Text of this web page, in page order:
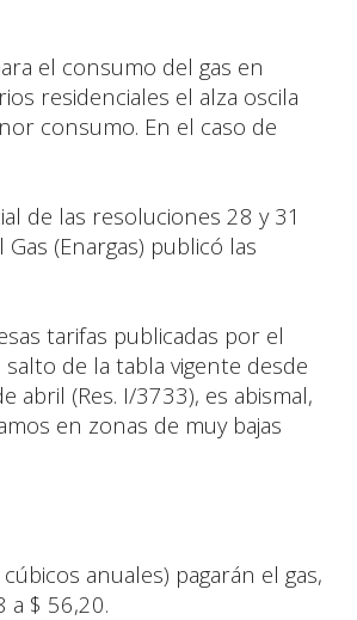
el consumo del gas en
residenciales el alza oscila
consumo. En el caso de
de las resoluciones 28 y 31
(Enargas) publicó las
tarifas publicadas por el
de la tabla vigente desde
abril (Res. I/3733), es abismal,
en zonas de muy bajas
anuales) pagarán el gas,
a $ 56,20.